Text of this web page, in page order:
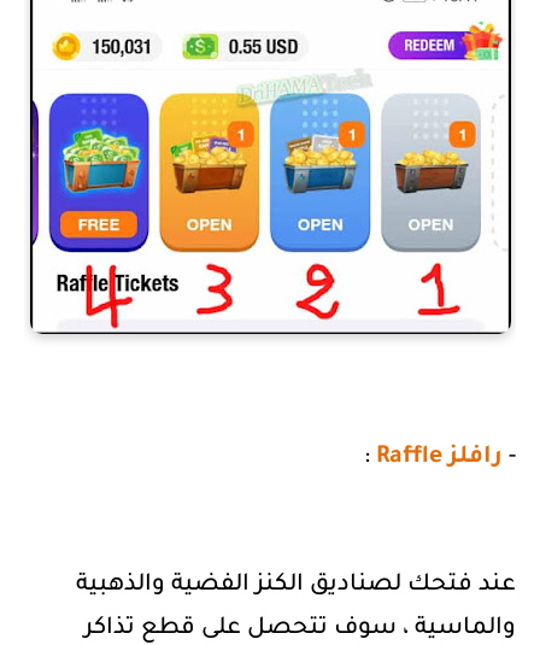
- رافلزRaffle
:
عند فتحك لصناديق الكنز الفضية والذهبية
والماسية ، سوف تتحصل على قطع تذاكر